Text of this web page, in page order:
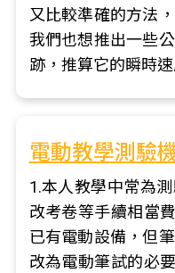
又比較準確的方法
我們也想推出一些
跡，推算它的瞬時
電動教學測驗
1.本人教學中常為
改考卷等手續相當
已有電動設備，但
改為電動筆試的必